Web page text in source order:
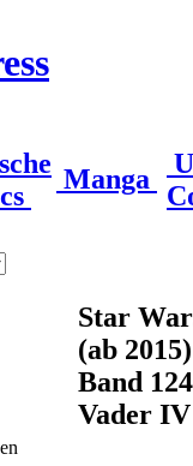
Manga
Star
(ab 2015)
Band
Vader IV